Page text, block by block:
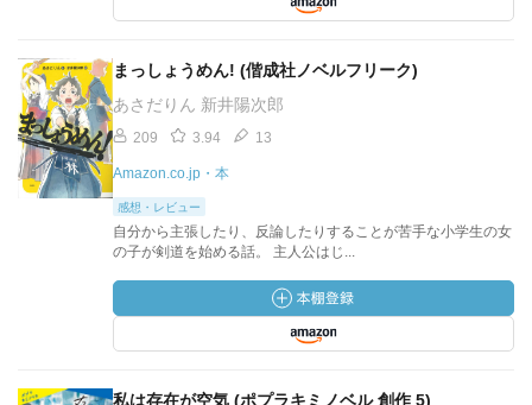
まっしょうめん! (偕成社ノベルフリーク)
あさだりん 新井陽次郎
209 3.94 13
Amazon.co.jp・本
感想・レビュー
自分から主張したり、反論したりすることが苦手な小学生の女
の子が剣道を始める話。 主人公はじ...
私は存在が空気 (ポプラキミノベル 創作 5)